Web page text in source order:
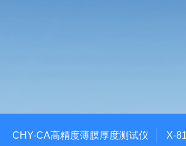
CHY-CA高精度薄膜厚度测试仪 X-